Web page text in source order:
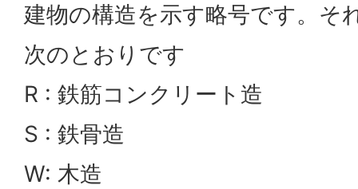
建物の構造を示す略号です。そ
次のとおりです
R : 鉄筋コンクリート造
S : 鉄骨造
W: 木造